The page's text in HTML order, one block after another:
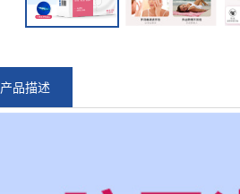
产品描述